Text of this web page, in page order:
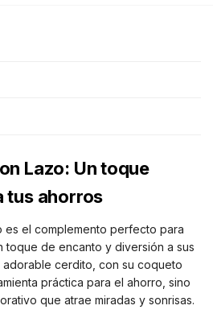
Lazo: Un toque
tus ahorros
es el complemento perfecto para
toque de encanto y diversión a sus
adorable cerdito, con su coqueto
práctica para el ahorro, sino
que atrae miradas y sonrisas.